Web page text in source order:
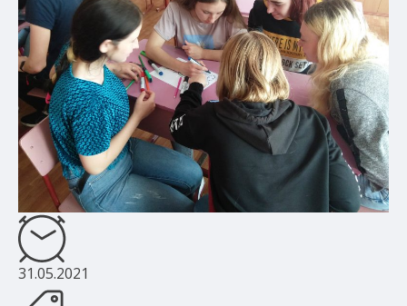
31.05.2021